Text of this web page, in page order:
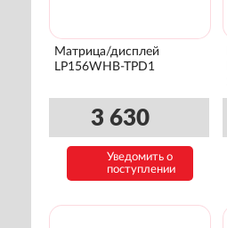
Матрица/дисплей
LP156WHB-TPD1
3 630
Уведомить о
поступлении